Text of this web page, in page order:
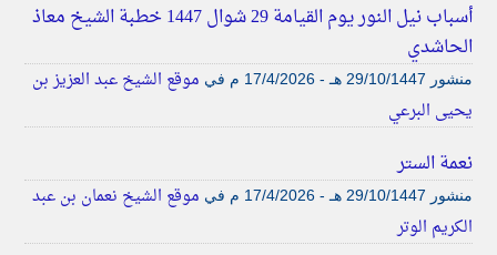
أسباب نيل النور يوم القيامة 29 شوال 1447 خطبة الشيخ معاذ
الحاشدي
منشور في موقع الشيخ عبد العزيز بن
يحيى البرعي
نعمة الستر
منشور في موقع الشيخ نعمان بن عبد
الكريم الوتر